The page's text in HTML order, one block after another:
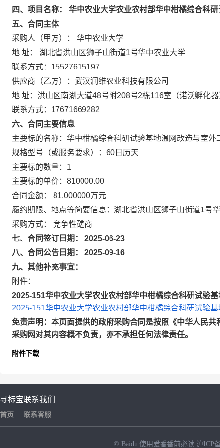
四、项目名称： 华中农业大学农业农村部华中柑橘综合科
五、合同主体
采购人（甲方）： 华中农业大学
地 址： 湖北省洪山区狮子山街道1号华中农业大学
联系方式：15527615197
供应商（乙方）：武汉润维农业科技有限公司
地 址：洪山区南湖大道48号附208号2栋116室（诺沃孵化器
联系方式：17671669282
六、合同主要信息
主要标的名称：华中柑橘综合科研试验基地温网改造与室外
规格型号（或服务要求）：60日历天
主要标的数量：1
主要标的单价：810000.00
合同金额： 81.000000万元
履约期限、地点等简要信息：湖北省洪山区狮子山街道1号
采购方式： 竞争性磋商
七、合同签订日期： 2025-06-23
八、合同公告日期： 2025-09-16
九、其他补充事宜：
附件：
2025-151华中农业大学农业农村部华中柑橘综合科研试验
2025-151华中农业大学农业农村部华中柑橘综合科研试验
免责声明：本页面提供的政府采购合同是按照《中华人民
采购网对其内容概不负责，亦不承担任何法律责任。
附件下载
寻标宝
首页
联系我们
联系客服
© Baidu 使用爱番番前必读 沪ICP